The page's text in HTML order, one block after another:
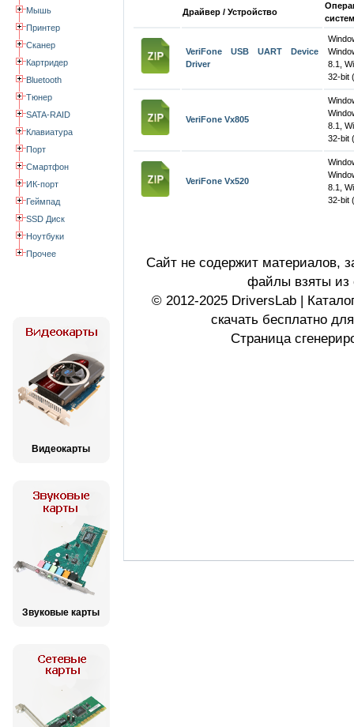
Мышь
Принтер
Сканер
Картридер
Bluetooth
Тюнер
SATA-RAID
Клавиатура
Порт
Смартфон
ИК-порт
Геймпад
SSD Диск
Ноутбуки
Прочее
Видеокарты
Звуковые карты
Драйвер / Устройство
VeriFone USB UART Device
Driver
8.1,
32-bit
VeriFone Vx805
8.1,
32-bit
VeriFone Vx520
8.1,
32-bit
Сайт не содержит материалов,
файлы взяты из
© 2012-2025 DriversLab |
скачать бесплатно
Страница